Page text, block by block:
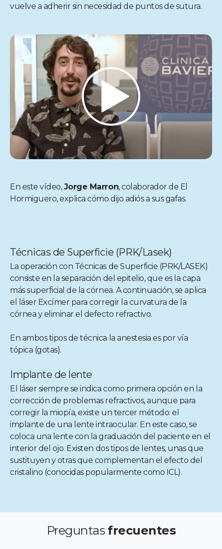
vuelve a adherir sin necesidad de puntos de sutura.
En este vídeo,Jorge Marron, colaborador de El
Hormiguero, explica cómo dijo adiós a sus gafas.
Técnicas de Superficie (PRK/Lasek)
La operación con Técnicas de Superficie (PRK/LASEK)
consiste en la separación del epitelio, que es la capa
más superficial de la córnea. A continuación, se aplica
el láser Excímer para corregir la curvatura de la
córnea y eliminar el defecto refractivo.
En ambos tipos de técnica la anestesia es por vía
tópica (gotas).
Implante de lente
El láser siempre se indica como primera opción en la
corrección de problemas refractivos, aunque para
corregir la miopía, existe un tercer método: el
implante de una lente intraocular. En este caso, se
coloca una lente con la graduación del paciente en el
interior del ojo. Existen dos tipos de lentes, unas que
sustituyen y otras que complementan el efecto del
cristalino (conocidas popularmente como ICL).
Preguntas frecuentes